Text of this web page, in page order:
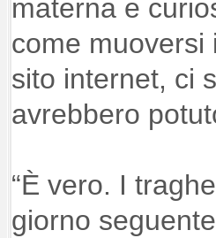
materna e
come muoversi
sito internet, ci
avrebbero
“È vero. I
giorno